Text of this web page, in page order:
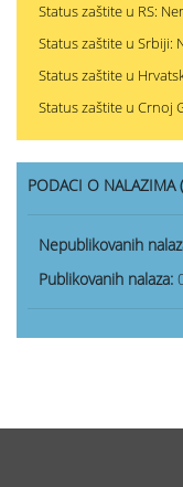
Status zaštite u RS:
Status zaštite u Srbiji:
Status zaštite u
Status zaštite u Crnoj
PODACI O
Nepublikovanih
Publikovanih nalaza: